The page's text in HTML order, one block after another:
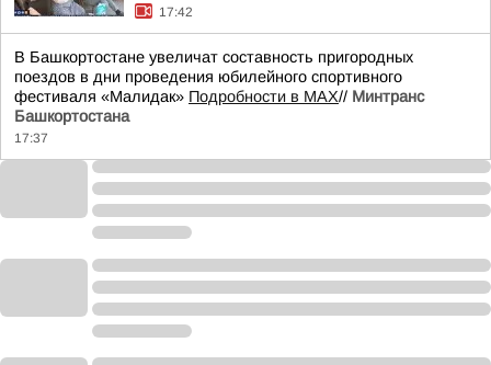
17:42
В Башкортостане увеличат составность пригородных
поездов в дни проведения юбилейного спортивного
фестиваля «Малидак» Подробности в MAX// Минтранс
Башкортостана
17:37